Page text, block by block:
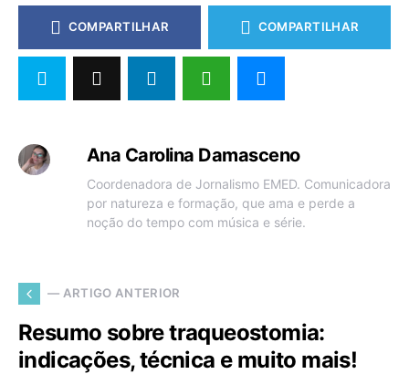
COMPARTILHAR COMPARTILHAR
Ana Carolina Damasceno
Coordenadora de Jornalismo EMED. Comunicadora
por natureza e formação, que ama e perde a
noção do tempo com música e série.
— ARTIGO ANTERIOR
Resumo sobre traqueostomia:
indicações, técnica e muito mais!